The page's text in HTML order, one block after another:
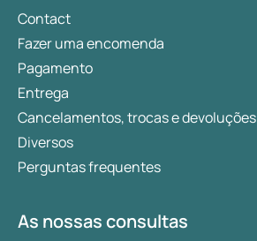
Contact
Fazer uma encomenda
Pagamento
Entrega
Cancelamentos, trocas e devoluções
Diversos
Perguntas frequentes
As nossas consultas